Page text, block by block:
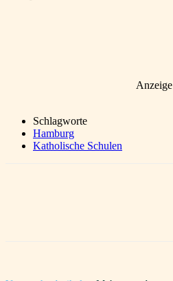
Anzeige
Schlagworte
Hamburg
Katholische Schulen